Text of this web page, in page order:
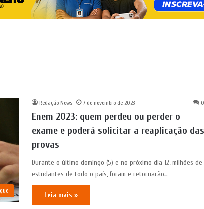
Redação News 7 de novembro de 2023 0
Enem 2023: quem perdeu ou perder o
exame e poderá solicitar a reaplicação das
provas
Durante o último domingo (5) e no próximo dia 12, milhões de
estudantes de todo o país, foram e retornarão…
Leia mais »